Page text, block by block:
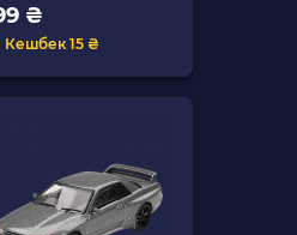
₴
Кешбек 15 ₴